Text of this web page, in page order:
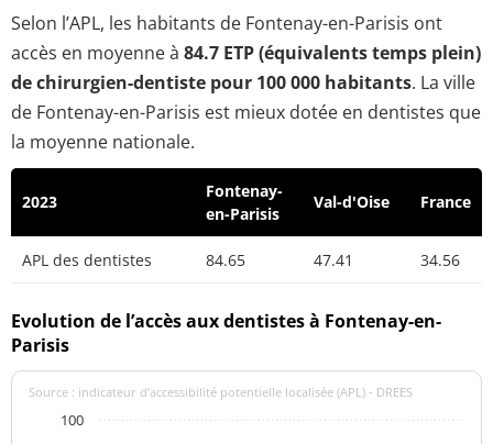
Selon l’APL, les habitants de Fontenay-en-Parisis ont
accès en moyenne à 84.7 ETP (équivalents temps plein)
de chirurgien-dentiste pour 100 000 habitants. La ville
de Fontenay-en-Parisis est mieux dotée en dentistes que
la moyenne nationale.
2023
Fontenay-
en-Parisis
Val-d'Oise France
APL des dentistes 84.65 47.41 34.56
Evolution de l’accès aux dentistes à Fontenay-en-
Parisis
Source : indicateur d’accessibilité potentielle localisée (APL) - DREES
100